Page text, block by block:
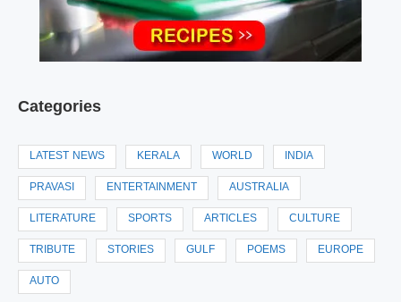
Categories
LATEST NEWS KERALA WORLD INDIA
PRAVASI ENTERTAINMENT AUSTRALIA
LITERATURE SPORTS ARTICLES CULTURE
TRIBUTE STORIES GULF POEMS EUROPE
AUTO